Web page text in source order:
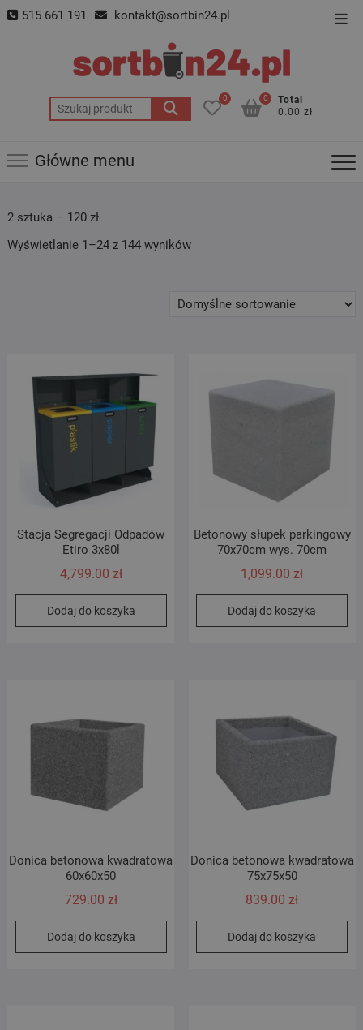
Skip 515 661 191 kontakt@sortbin24.pl
Szukaj:
0
Total
0.00 zł
0
Główne menu
2 sztuka – 120 zł
Wyświetlanie 1–24 z 144 wyników
Stacja Segregacji Odpadów
Etiro 3x80l
4,799.00 zł
Dodaj do koszyka
Betonowy słupek parkingowy
70x70cm wys. 70cm
1,099.00zł
Dodaj do koszyka
Donica betonowa kwadratowa
60x60x50
729.00 zł
Dodaj do koszyka
Donica betonowa kwadratowa
75x75x50
839.00zł
Dodaj do koszyka